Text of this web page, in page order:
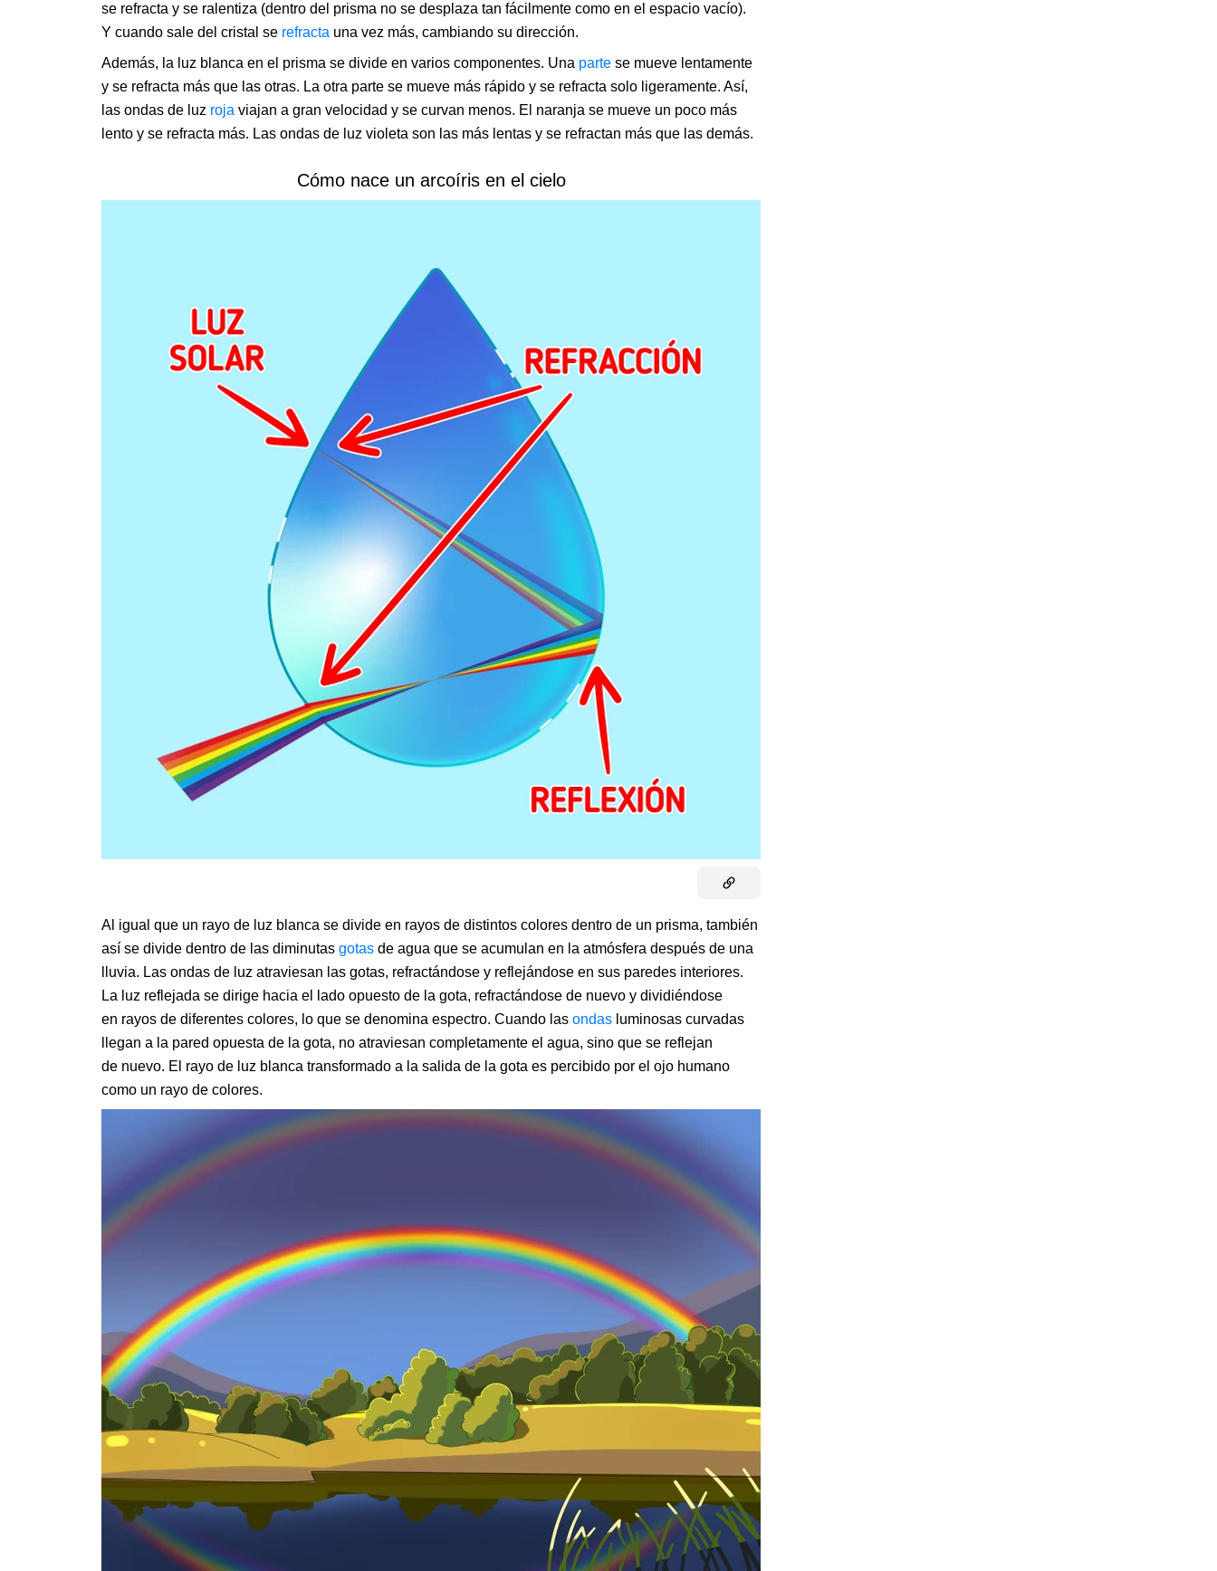
se refracta y se ralentiza (dentro del prisma no se desplaza tan fácilmente como en el espacio vacío).
Y cuando sale del cristal se refracta una vez más, cambiando su dirección.
Además, la luz blanca en el prisma se divide en varios componentes. Una parte se mueve lentamente
y se refracta más que las otras. La otra parte se mueve más rápido y se refracta solo ligeramente. Así,
las ondas de luz roja viajan a gran velocidad y se curvan menos. El naranja se mueve un poco más
lento y se refracta más. Las ondas de luz violeta son las más lentas y se refractan más que las demás.
Cómo nace un arcoíris en el cielo
Al igual que un rayo de luz blanca se divide en rayos de distintos colores dentro de un prisma, también
así se divide dentro de las diminutas gotas de agua que se acumulan en la atmósfera después de una
lluvia. Las ondas de luz atraviesan las gotas, refractándose y reflejándose en sus paredes interiores.
La luz reflejada se dirige hacia el lado opuesto de la gota, refractándose de nuevo y dividiéndose
en rayos de diferentes colores, lo que se denomina espectro. Cuando las ondas luminosas curvadas
llegan a la pared opuesta de la gota, no atraviesan completamente el agua, sino que se reflejan
de nuevo. El rayo de luz blanca transformado a la salida de la gota es percibido por el ojo humano
como un rayo de colores.